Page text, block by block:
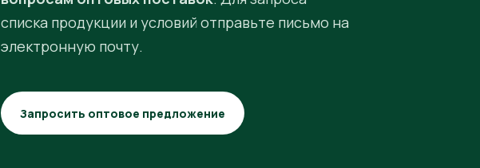
списка продукции и условий отправьте письмо на
электронную почту.
Запросить оптовое предложение